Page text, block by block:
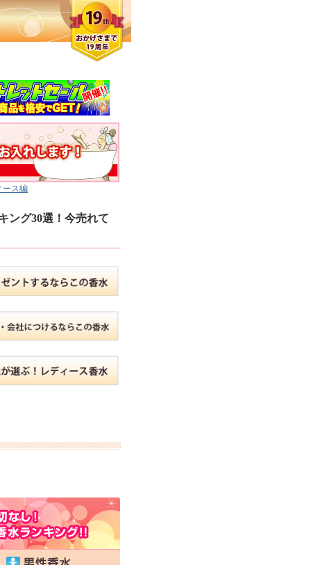
ース編
ング30選！今売れて
クロエさん
ちよくお取引が出来ま
。またよろしくお願い
した。早速レビューを書き